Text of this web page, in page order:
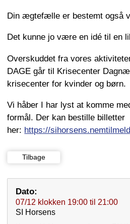
Din ægtefælle er bestemt også
Det kunne jo være en idé til en
Overskuddet fra vores
DAGE går til Krisecenter
krisecenter for kvinder og børn.
Vi håber I har lyst at komme
formål. Der kan bestille billetter
her: https://
Tilbage
Dato:
07/12 klokken 19:00 til 21:00
SI Horsens